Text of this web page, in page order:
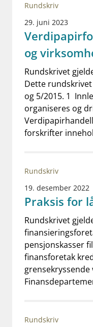
Rundskriv
29. juni 2023
og
Rundskrivet
Dette
og 5/2015. 1
organiseres og
forskrifter
Rundskriv
19. desember 2022
Praksis for
Rundskrivet
pensjonskasser
finansforetak
Rundskriv